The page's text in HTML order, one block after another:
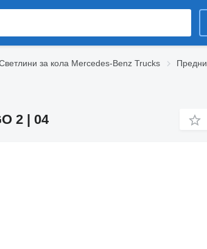
за кола Mercedes-Benz Trucks
2 | 04